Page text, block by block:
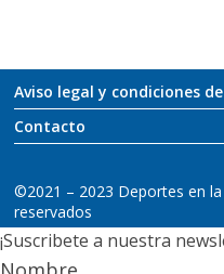
Aviso legal y condiciones
Contacto
©2021 – 2023 Deportes en
reservados
¡Suscribete a nuestra